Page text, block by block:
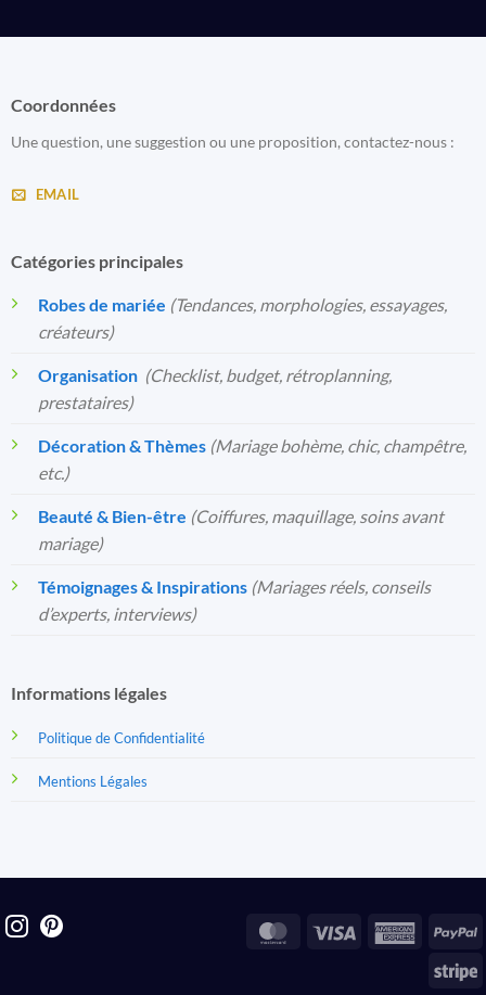
Coordonnées
Une question, une suggestion ou une proposition, contactez-nous :
EMAIL
Catégories principales
Robes de mariée (Tendances, morphologies, essayages,
créateurs)
Organisation️ (Checklist, budget, rétroplanning,
prestataires)
Décoration & Thèmes (Mariage bohème, chic, champêtre,
etc.)
Beauté & Bien-être (Coiffures, maquillage, soins avant
mariage)
Témoignages & Inspirations (Mariages réels, conseils
d’experts, interviews)
Informations légales
Politique de Confidentialité
Mentions Légales
MasterCard
Visa
American